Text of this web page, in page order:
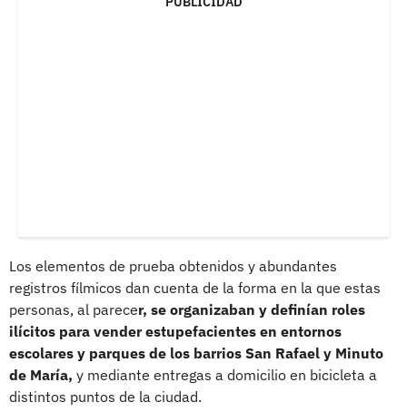
Los elementos de prueba obtenidos y abundantes
registros fílmicos dan cuenta de la forma en la que estas
personas, al parecer, se organizaban y definían roles
ilícitos para vender estupefacientes en entornos
escolares y parques de los barrios San Rafael y Minuto
de María, y mediante entregas a domicilio en bicicleta a
distintos puntos de la ciudad.